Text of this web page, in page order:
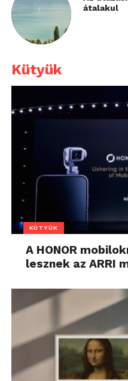
átalakul
Kütyük
KÜTYÜK
A HONOR
lesznek az ARRI